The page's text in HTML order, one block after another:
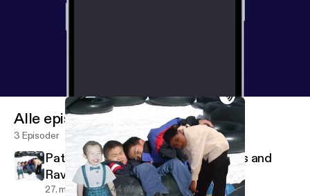
Alle episoder
3 Episoder
PatAndWestin Episode 1: Porn Titles and
Rave Bridals
27. mars 2019 44 min